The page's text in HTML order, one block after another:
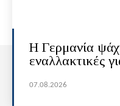
H Γερμανία
εναλλακτικές
07.08.2026